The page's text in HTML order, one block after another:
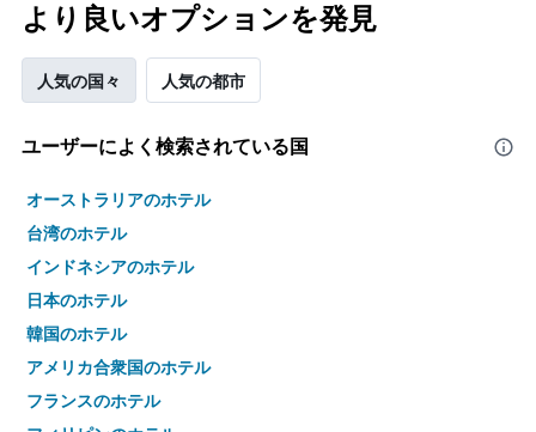
より良いオプションを発見
人気の国々 人気の都市
ユーザーによく検索されている国
オーストラリアのホテル
台湾のホテル
インドネシアのホテル
日本のホテル
韓国のホテル
アメリカ合衆国のホテル
フランスのホテル